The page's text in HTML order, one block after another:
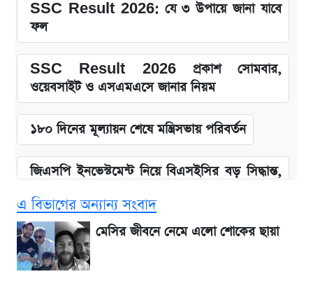
SSC Result 2026: যে ৩ উপায়ে জানা যাবে
ফল
SSC Result 2026 প্রকাশ সোমবার,
ওয়েবসাইট ও এসএমএসে জানার নিয়ম
১৮০ দিনের মূল্যায়ন শেষে মন্ত্রিসভায় পরিবর্তন
জিএসপি ইনভেস্টমেন্ট নিয়ে বিএসইসির বড় সিদ্ধান্ত,
উত্থান-পতনের দোলাচলে শেয়ারবাজার, লেনদেনের
শীর্ষে যে ১০ কোম্পানি
এ বিভাগের অন্যান্য সংবাদ
মেসির জীবনে নেমে এলো শোকের ছায়া